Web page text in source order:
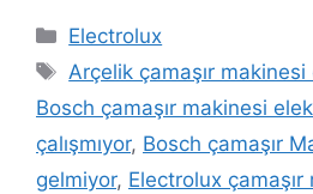
Kategoriler
Electrolux
Etiketler
Arçelik çamaşır
Bosch çamaşır makinesi
çalışmıyor, Bosch çamaşır
gelmiyor, Electrolux